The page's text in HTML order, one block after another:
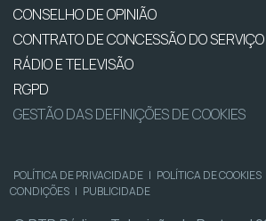
CONSELHO DE OPINIÃO
CONTRATO DE CONCESSÃO DO
RÁDIO E TELEVISÃO
RGPD
GESTÃO DAS DEFINIÇÕES DE COOKIES
POLÍTICA DE PRIVACIDADE | POLÍTICA DE COOKIES
CONDIÇÕES | PUBLICIDADE